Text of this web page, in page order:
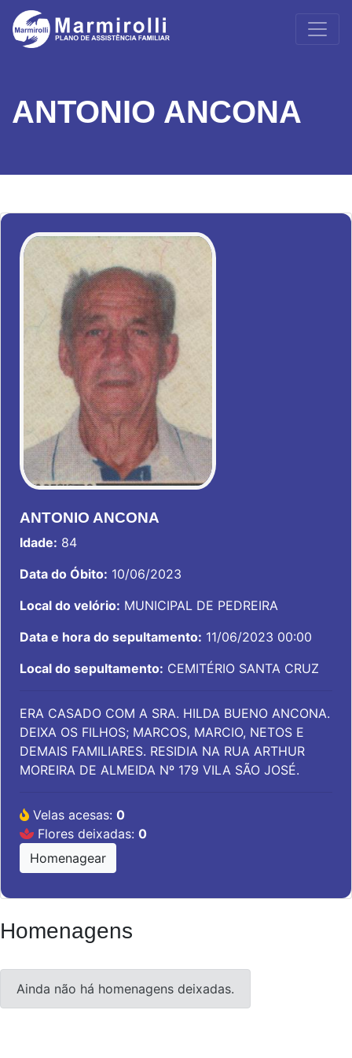
ANTONIO ANCONA
ANTONIO ANCONA
Idade: 84
Data do Óbito: 10/06/2023
Local do velório: MUNICIPAL DE PEDREIRA
Data e hora do sepultamento: 11/06/2023 00:00
Local do sepultamento: CEMITÉRIO SANTA CRUZ
ERA CASADO COM A SRA. HILDA BUENO ANCONA.
DEIXA OS FILHOS; MARCOS, MARCIO, NETOS E
DEMAIS FAMILIARES. RESIDIA NA RUA ARTHUR
MOREIRA DE ALMEIDA Nº 179 VILA SÃO JOSÉ.
Velas acesas: 0
Flores deixadas: 0
Homenagear
Homenagens
Ainda não há homenagens deixadas.